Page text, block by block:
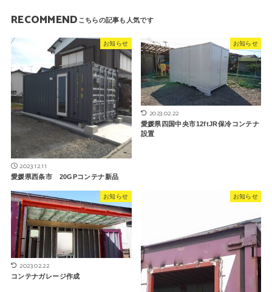
RECOMMEND
お知らせ
2023.12.11
愛媛県西条市 20GPコンテナ新品
お知らせ
2023.02.22
愛媛県四国中央市12ftJR保冷コンテナ
設置
お知らせ
2023.02.22
コンテナガレージ作成
お知らせ